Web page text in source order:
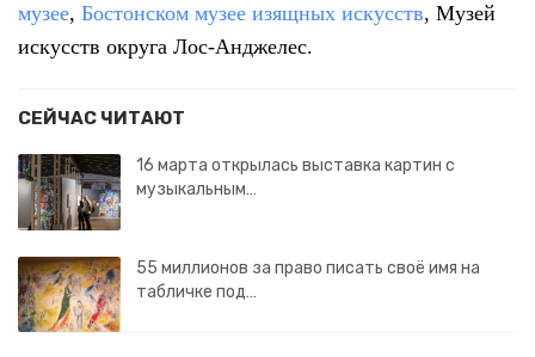
музее, Бостонском музее изящных искусств, Музей
искусств округа Лос-Анджелес.
СЕЙЧАС ЧИТАЮТ
16 марта открылась выставка картин с
музыкальным…
55 миллионов за право писать своё имя на
табличке под…